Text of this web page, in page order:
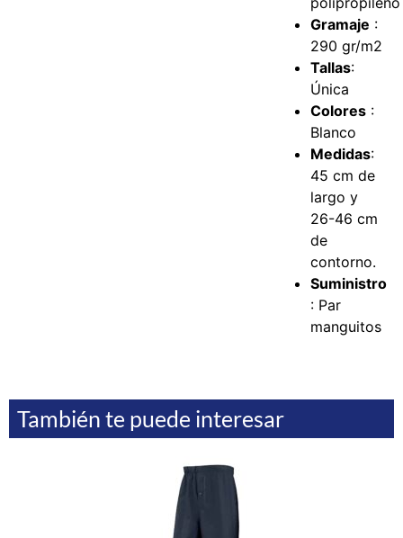
Gramaje :
290 gr/m2
Tallas:
Única
Colores :
Blanco
Medidas:
45 cm de
largo y
26-46 cm
de
contorno.
Suministro
: Par
manguitos
También te puede interesar